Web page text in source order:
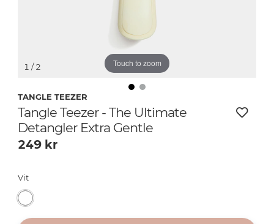
Touch to zoom
1 / 2
TANGLE TEEZER
Tangle Teezer - The Ultimate
Detangler Extra Gentle
249 kr
Vit